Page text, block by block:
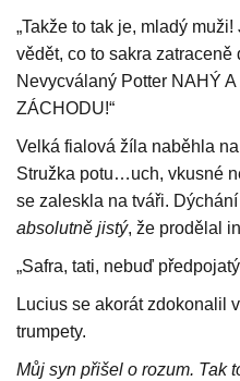
„Takže to tak je, mladý
vědět, co to sakra
Nevycválaný Potter NAHÝ
ZÁCHODU!“
Velká fialová žíla naběhla
Stružka potu…uch, vkusné
se zaleskla na tváři.
absolutně jistý, že prodělal
„Safra, tati, nebuď
Lucius se akorát zdokonalil
trumpety.
Můj syn přišel o rozum. Tak